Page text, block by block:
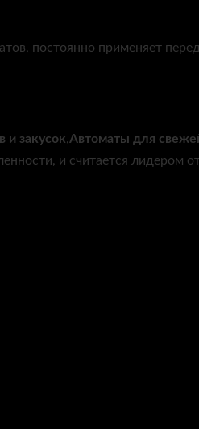
постоянно применяет
и закусок,Автоматы для
и считается лидером